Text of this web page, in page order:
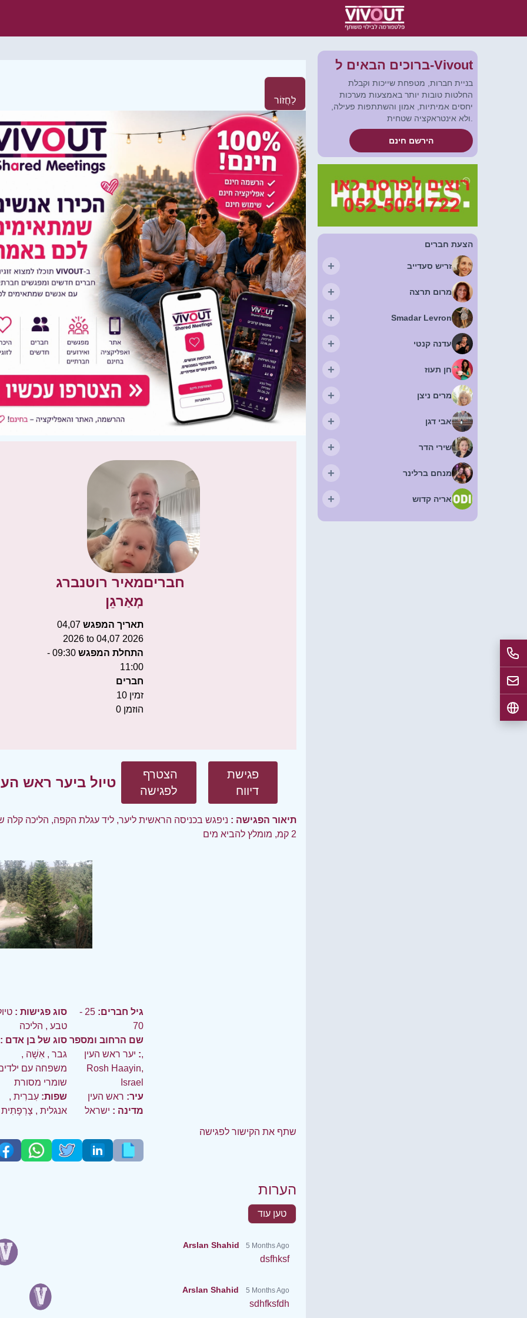
לַחֲזוֹר
מאיר רוטנברג
מְאַרגֵן
תאריך המפגש 04,07
2026 to 04,07 2026
התחלת המפגש
09:30 -
11:00
חברים
10 זמין
0 הוזמן
חברים
טיול ביער ראש
הצטרף
לפגישה
פגישת
דיווח
תיאור הפגישה : ניפגש בכניסה הראשית ליער, ליד עגלת הקפה, הליכה קלה
2 קמ, מומלץ להביא מים
סוג פגישות :
טבע , הליכה
סוג של בן אדם :
גבר , אִשָׁה ,
משפחה עם
שומרי מסורת
שפות: עִברִית ,
אנגלית , צָרְפָתִית
גיל חברים:
25 -
70
שם הרחוב ומספר
: יער ראש העין,
Rosh Haayin,
Israel
עיר: ראש העין
מדינה : ישראל
שתף את הקישור לפגישה
הערות
טען עוד
Arslan Shahid 5 Months Ago
dsfhksf
Arslan Shahid 5 Months Ago
sdhfksfdh
ברוכים הבאים ל-Vivout
בניית חברות, מטפחת שייכות וקבלת
החלטות טובות יותר באמצעות מערכות
יחסים אמיתיות, אמון והשתתפות פעילה,
הירשם חינם
הצעת חברים
זריש סעדייב +
מרום תרצה +
Smadar Levron
+
עדנה קנטי +
חן תעוז +
מרים ניצן +
אבי דגן +
שירי הדר +
מנחם ברלינר +
אריה קדוש +